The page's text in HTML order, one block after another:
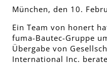
München, den 10.
Ein Team von honert
fuma-Bautec-Gruppe
Übergabe von
International Inc.